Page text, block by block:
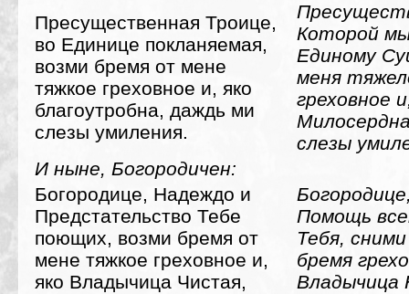
Пресущественная Троице,
во Единице покланяемая,
возми бремя от мене
тяжкое греховное и, яко
благоутробна, даждь ми
слезы умиления.
Которой мы
Единому
меня
греховное
слезы
И ныне, Богородичен:
Богородице, Надеждо и
Предстательство Тебе
поющих, возми бремя от
мене тяжкое греховное и,
яко Владычица Чистая,
Помощь
Тебя,
бремя
Владычица